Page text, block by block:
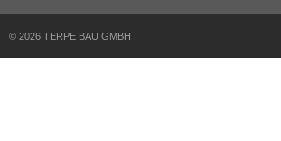
© 2026 TERPE BAU GMBH